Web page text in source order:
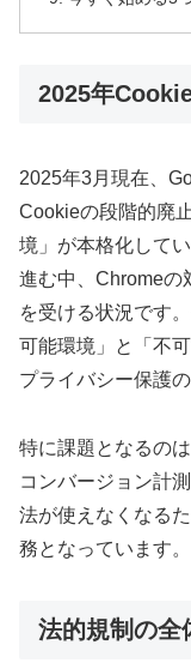
2025年
2025年3月現在、
Cookieの段階的廃
境」が本格化して
進む中、Chromeの
を受ける状況です
可能環境」と「不
プライバシー保護
特に課題となるの
コンバージョン計
法が使えなくなる
務となっています。
法的規制の全